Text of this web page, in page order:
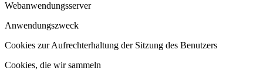
Webanwendungsserver
Anwendungszweck
Cookies zur Aufrechterhaltung der Sitzung des Benutzers
Cookies, die wir sammeln